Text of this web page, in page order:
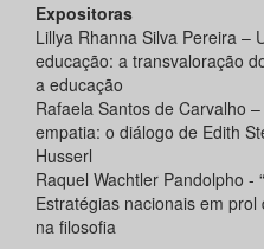
Expositoras
Lillya Rhanna Silva Pereira –
educação: a transvaloração
a educação
Rafaela Santos de Carvalho
empatia: o diálogo de Edith
Husserl
Raquel Wachtler Pandolpho -
Estratégias nacionais em
na filosofia